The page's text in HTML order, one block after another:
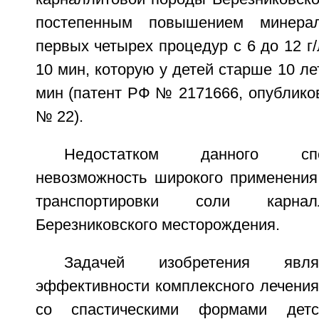
постепенным повышением
первых четырех процедур с 6 до 12
10 мин, которую у детей старше 10
мин (патент РФ № 2171666,
№ 22).
Недостатком данного
невозможность широкого
транспортировки соли
Березниковского месторождения.
Задачей изобретения
эффективности комплексного
со спастическими формами